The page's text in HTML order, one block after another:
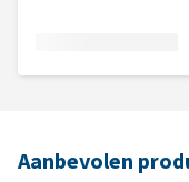
Aanbevolen